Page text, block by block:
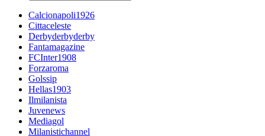
Calcionapoli1926
Cittaceleste
Derbyderbyderby
Fantamagazine
FCInter1908
Forzaroma
Golssip
Hellas1903
Ilmilanista
Juvenews
Mediagol
Milanistichannel